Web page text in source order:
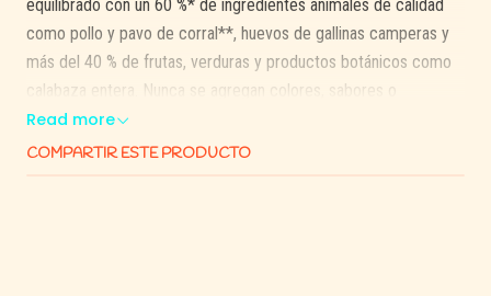
equilibrado con un 60 %* de ingredientes animales de calidad
como pollo y pavo de corral**, huevos de gallinas camperas y
más del 40 % de frutas, verduras y productos botánicos como
calabaza entera. Nunca se agregan colores, sabores o
conservantes artificiales en la preparación.
Los ingredientes premium provienen de un grupo seleccionado
Read more
COMPARTIR ESTE PRODUCTO